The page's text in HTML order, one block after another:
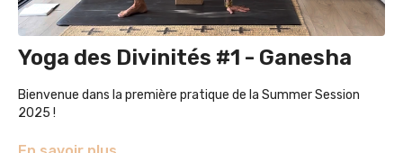
Yoga des Divinités #1 - Ganesha
Bienvenue dans la première pratique de la Summer Session
2025 !
Dans ce cours, je te propose une pratique de Prana Vinyasa